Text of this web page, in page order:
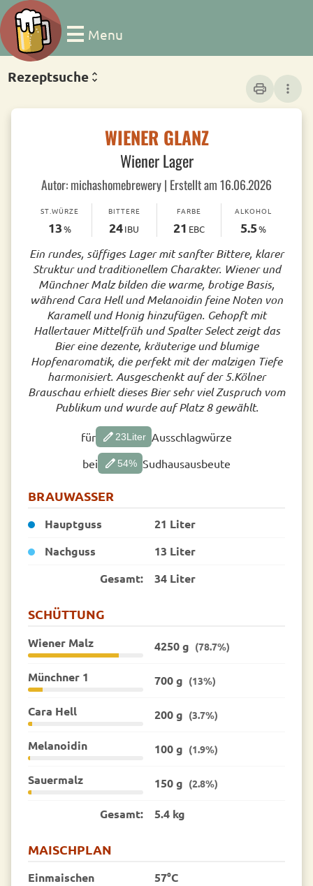
Menu
Rezeptsuche
print more_vert
WIENER GLANZ
Wiener Lager
Autor: michashomebrewery | Erstellt am 16.06.2026
ST.WÜRZE
13%
BITTERE
24IBU
FARBE
21 EBC
ALKOHOL
5.5%
Ein rundes, süffiges Lager mit sanfter Bittere, klarer
Struktur und traditionellem Charakter. Wiener und
Münchner Malz bilden die warme, brotige Basis,
während Cara Hell und Melanoidin feine Noten von
Karamell und Honig hinzufügen. Gehopft mit
Hallertauer Mittelfrüh und Spalter Select zeigt das
Bier eine dezente, kräuterige und blumige
Hopfenaromatik, die perfekt mit der malzigen Tiefe
harmonisiert. Ausgeschenkt auf der 5.Kölner
Brauschau erhielt dieses Bier sehr viel Zuspruch vom
Publikum und wurde auf Platz 8 gewählt.
für edit 23Liter Ausschlagwürze
bei edit 54% Sudhausausbeute
BRAUWASSER
Hauptguss
21 Liter
Nachguss
13 Liter
Gesamt:
34 Liter
SCHÜTTUNG
Wiener Malz 4250 g (78.7%)
Münchner 1 700 g (13%)
Cara Hell 200 g (3.7%)
Melanoidin 100 g (1.9%)
Sauermalz 150 g (2.8%)
Gesamt: 5.4 kg
MAISCHPLAN
Einmaischen
57°C